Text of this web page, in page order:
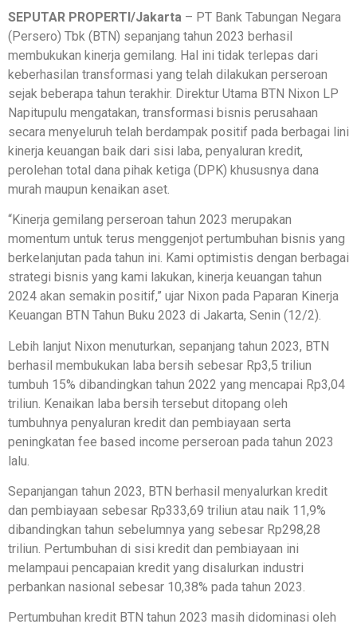
SEPUTAR PROPERTI/Jakarta – PT Bank Tabungan Negara
(Persero) Tbk (BTN) sepanjang tahun 2023 berhasil
membukukan kinerja gemilang. Hal ini tidak terlepas dari
keberhasilan transformasi yang telah dilakukan perseroan
sejak beberapa tahun terakhir. Direktur Utama BTN Nixon LP
Napitupulu mengatakan, transformasi bisnis perusahaan
secara menyeluruh telah berdampak positif pada berbagai lini
kinerja keuangan baik dari sisi laba, penyaluran kredit,
perolehan total dana pihak ketiga (DPK) khususnya dana
murah maupun kenaikan aset.
“Kinerja gemilang perseroan tahun 2023 merupakan
momentum untuk terus menggenjot pertumbuhan bisnis yang
berkelanjutan pada tahun ini. Kami optimistis dengan berbagai
strategi bisnis yang kami lakukan, kinerja keuangan tahun
2024 akan semakin positif,” ujar Nixon pada Paparan Kinerja
Keuangan BTN Tahun Buku 2023 di Jakarta, Senin (12/2).
Lebih lanjut Nixon menuturkan, sepanjang tahun 2023, BTN
berhasil membukukan laba bersih sebesar Rp3,5 triliun
tumbuh 15% dibandingkan tahun 2022 yang mencapai Rp3,04
triliun. Kenaikan laba bersih tersebut ditopang oleh
tumbuhnya penyaluran kredit dan pembiayaan serta
peningkatan fee based income perseroan pada tahun 2023
lalu.
Sepanjangan tahun 2023, BTN berhasil menyalurkan kredit
dan pembiayaan sebesar Rp333,69 triliun atau naik 11,9%
dibandingkan tahun sebelumnya yang sebesar Rp298,28
triliun. Pertumbuhan di sisi kredit dan pembiayaan ini
melampaui pencapaian kredit yang disalurkan industri
perbankan nasional sebesar 10,38% pada tahun 2023.
Pertumbuhan kredit BTN tahun 2023 masih didominasi oleh